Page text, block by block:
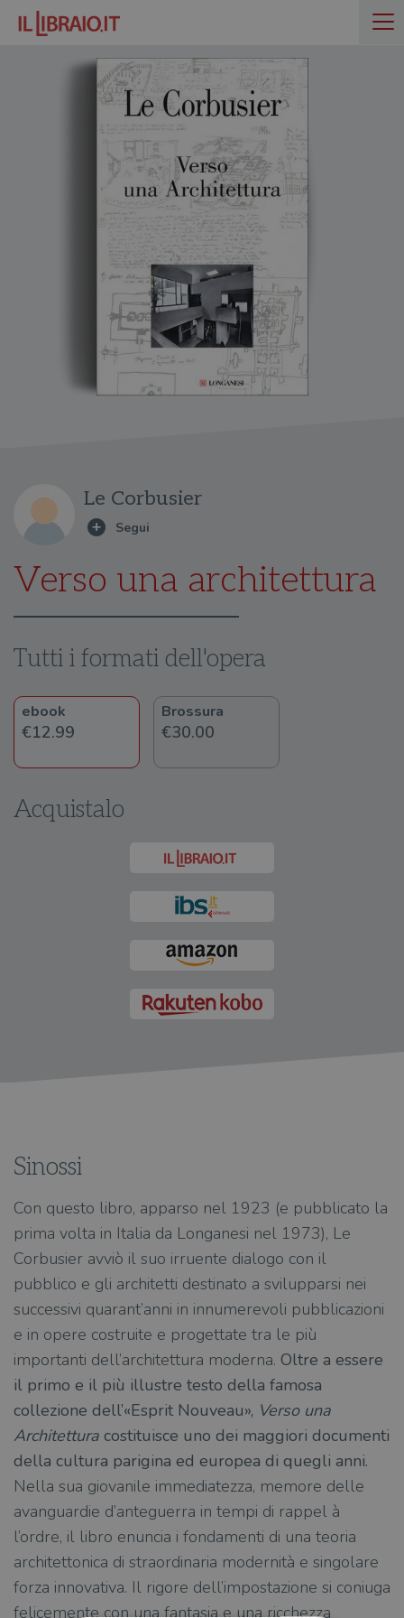
Le Corbusier
Verso una architettura
Tutti i formati dell'opera
ebook
€12.99
Brossura
€30.00
Acquistalo
Sinossi
Con questo libro, apparso nel 1923 (e pubblicato la
prima volta in Italia da Longanesi nel 1973), Le
Corbusier avviò il suo irruente dialogo con il
pubblico e gli architetti destinato a svilupparsi nei
successivi quarant’anni in innumerevoli pubblicazioni
e in opere costruite e progettate tra le più
importanti dell’architettura moderna. Oltre a essere
il primo e il più illustre testo della famosa
collezione dell’«Esprit Nouveau», Verso una
Architettura costituisce uno dei maggiori documenti
della cultura parigina ed europea di quegli anni.
Nella sua giovanile immediatezza, memore delle
avanguardie d’anteguerra in tempi di rappel à
l’ordre, il libro enuncia i fondamenti di una teoria
architettonica di straordinaria modernità e singolare
forza innovativa. Il rigore dell’impostazione si coniuga
felicemente con una fantasia e una ricchezza